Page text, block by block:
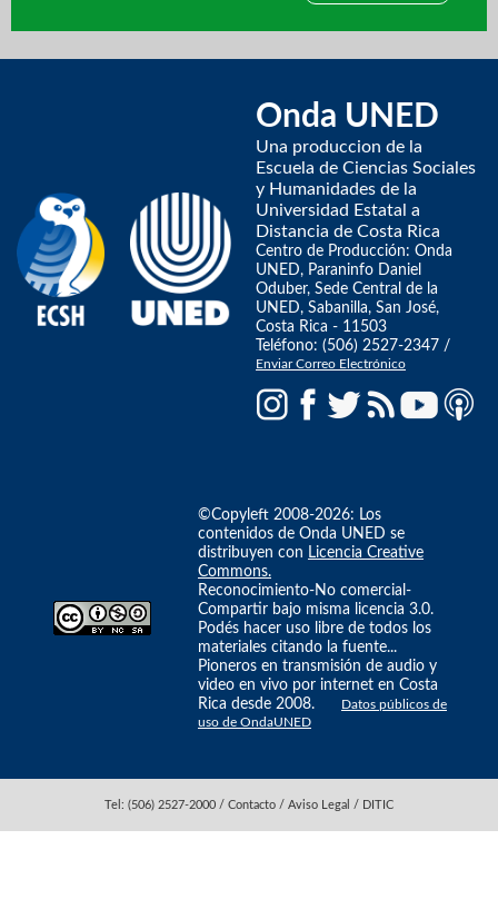
Onda UNED
Una produccion de la
Escuela de Ciencias Sociales
y Humanidades de la
Universidad Estatal a
Distancia de Costa Rica
Centro de Producción: Onda
UNED, Paraninfo Daniel
Oduber, Sede Central de la
UNED, Sabanilla, San José,
Costa Rica - 11503
Teléfono: (506) 2527-2347 /
Enviar Correo Electrónico
©Copyleft 2008-2026: Los
contenidos de Onda UNED se
distribuyen con Licencia Creative
Commons.
Reconocimiento-No comercial-
Compartir bajo misma licencia 3.0.
Podés hacer uso libre de todos los
materiales citando la fuente...
Pioneros en transmisión de audio y
video en vivo por internet en Costa
Rica desde 2008.
Datos públicos de
uso de OndaUNED
Tel: (506) 2527-2000 / Contacto / Aviso Legal / DITIC